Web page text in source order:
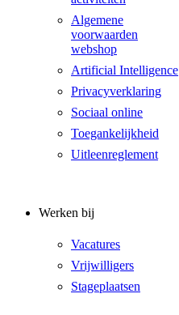
Algemene
voorwaarden
webshop
Artificial Intelligence
Privacyverklaring
Sociaal online
Toegankelijkheid
Uitleenreglement
Werken bij
Vacatures
Vrijwilligers
Stageplaatsen